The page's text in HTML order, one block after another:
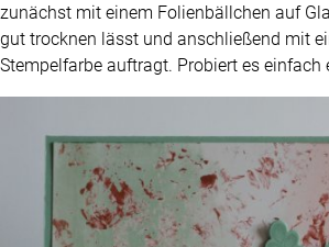
zunächst mit einem Folienbällchen auf
gut trocknen lässt und anschließend mit
Stempelfarbe auftragt. Probiert es einfach